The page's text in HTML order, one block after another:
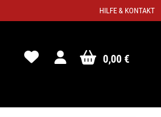
HILFE & KONTAKT
0,00 €